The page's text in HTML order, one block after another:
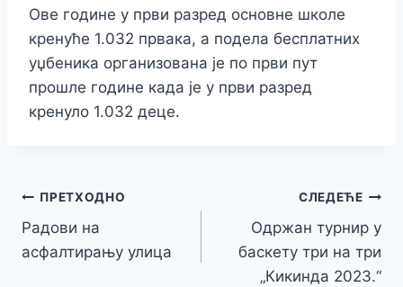
Ове године у први разред основне школе
кренуће 1.032 првака, а подела бесплатних
уџбеника организована је по први пут
прошле године када је у први разред
кренуло 1.032 деце.
Кретање
чланка
ПРЕТХОДНО
Радови на
асфалтирању улица
СЛЕДЕЋЕ
Одржан турнир у
баскету три на три
„Кикинда 2023.“